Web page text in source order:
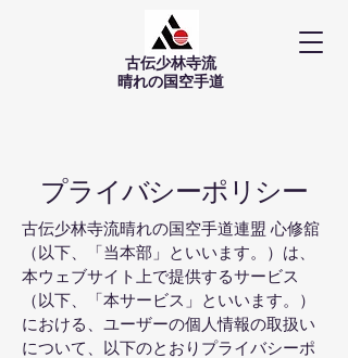
古伝少林寺流
​晴れの国空手道
プライバシーポリシー
古伝少林寺流晴れの国空手道連盟 心修舘
（以下、「当本部」といいます。）は、
本ウェブサイト上で提供するサービス
（以下、「本サービス」といいます。）
における、ユーザーの個人情報の取扱い
について、以下のとおりプライバシーポ